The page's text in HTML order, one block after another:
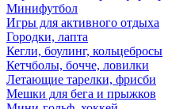
Минифутбол
Игры для активного отдыха
Городки, лапта
Кегли, боулинг, кольцебросы
Кетчболы, бочче, ловилки
Летающие тарелки, фрисби
Мешки для бега и прыжков